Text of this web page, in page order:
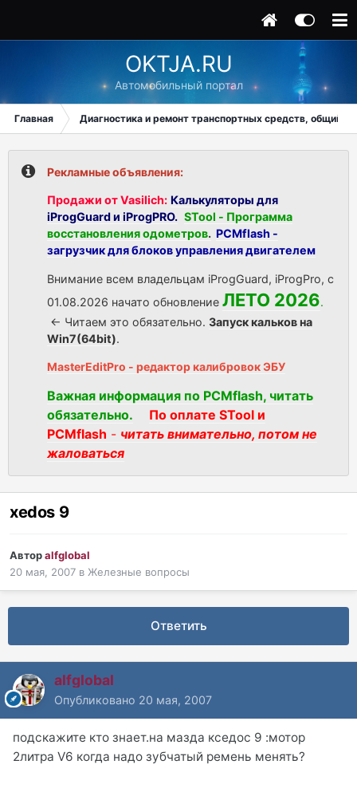
OKTJA.RU
Автомобильный портал
Главная Диагностика и ремонт транспортных средств, общий
Рекламные объявления:
Продажи от Vasilich: Калькуляторы для
iProgGuard и iProgPRO. STool - Программа
восстановления одометров. PCMflash -
загрузчик для блоков управления двигателем
Внимание всем владельцам iProgGuard, iProgPro, с
01.08.2026 начато обновление ЛЕТО 2026.
<- Читаем это обязательно. Запуск кальков на
Win7(64bit).
MasterEditPro - редактор калибровок ЭБУ
Важная информация по PCMflash, читать
обязательно.
По оплате STool и
PCMflash - читать внимательно, потом не
жаловаться
xedos 9
Авторalfglobal
20 мая, 2007 в Железные вопросы
Ответить
alfglobal
Опубликовано 20 мая, 2007
подскажите кто знает.на мазда кседос 9 :мотор
2литра V6 когда надо зубчатый ремень менять?